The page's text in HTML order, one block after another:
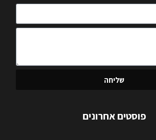
שליחה
פוסטים אחרונים